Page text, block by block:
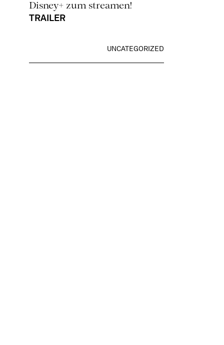
Disney+ zum streamen!
TRAILER
UNCATEGORIZED